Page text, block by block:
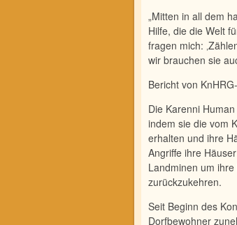
„Mitten in all dem
Hilfe, die die Welt
fragen mich:
wir brauchen sie
Bericht von
Die Karenni
indem sie die vom
erhalten und ihre
Angriffe ihre
Landminen um
zurückzukehren.
Seit Beginn des
Dorfbewohner